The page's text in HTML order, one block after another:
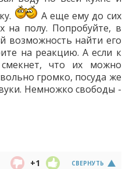
А еще ему до сих
на полу. Попробуйте, в
возможность найти его
на реакцию. А если к
что их можно
громко, посуда же
Немножко свободы -
СВЕРНУТЬ
+1